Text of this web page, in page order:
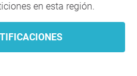
en esta región.